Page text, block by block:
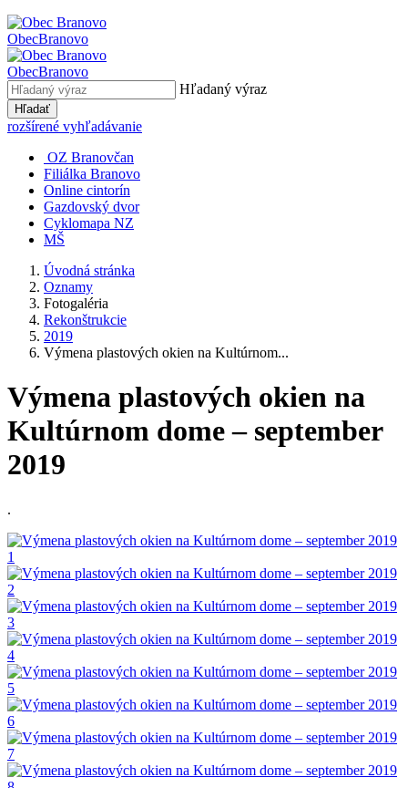
ObecBranovo
ObecBranovo
Hľadaný výraz
Hľadať
rozšírené vyhľadávanie
OZ Branovčan
Filiálka Branovo
Online cintorín
Gazdovský dvor
Cyklomapa NZ
MŠ
Úvodná stránka
Oznamy
Fotogaléria
Rekonštrukcie
2019
Výmena plastových okien na Kultúrnom...
Výmena plastových okien na
Kultúrnom dome – september
2019
.